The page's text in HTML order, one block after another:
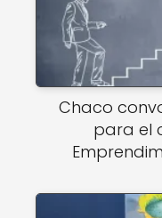
Chaco
para el